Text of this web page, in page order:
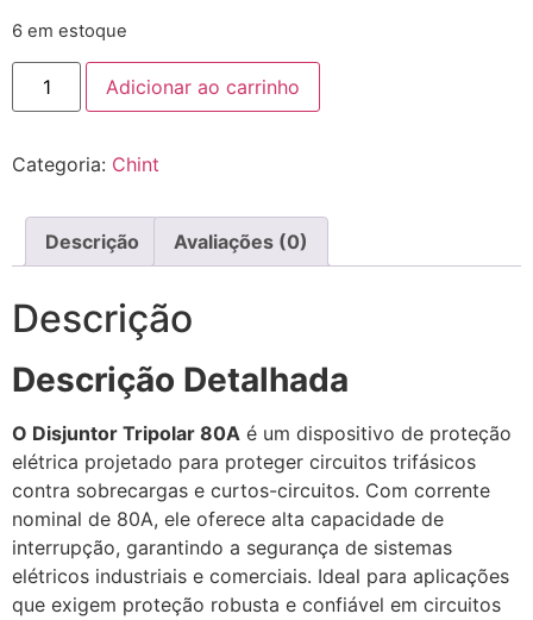
6 em estoque
Adicionar ao carrinho
Categoria: Chint
Descrição Avaliações (0)
Descrição
Descrição Detalhada
O Disjuntor Tripolar 80A é um dispositivo de proteção
elétrica projetado para proteger circuitos trifásicos
contra sobrecargas e curtos-circuitos. Com corrente
nominal de 80A, ele oferece alta capacidade de
interrupção, garantindo a segurança de sistemas
elétricos industriais e comerciais. Ideal para aplicações
que exigem proteção robusta e confiável em circuitos